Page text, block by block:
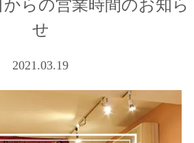
からの営業時間のお知ら
せ
2021.03.19